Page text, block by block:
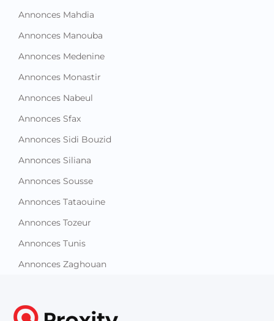
Annonces Mahdia
Annonces Manouba
Annonces Medenine
Annonces Monastir
Annonces Nabeul
Annonces Sfax
Annonces Sidi Bouzid
Annonces Siliana
Annonces Sousse
Annonces Tataouine
Annonces Tozeur
Annonces Tunis
Annonces Zaghouan